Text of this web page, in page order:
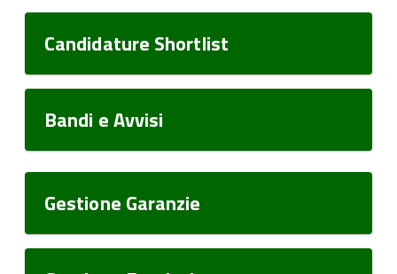
Candidature Shortlist
Bandi e Avvisi
Gestione Garanzie